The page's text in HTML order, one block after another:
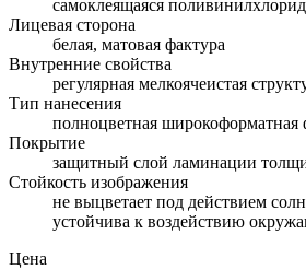
самоклеящаяся
Лицевая сторона
белая, матовая фактура
Внутренние свойства
регулярная мелкоячеистая
Тип нанесения
полноцветная широкоформатная
Покрытие
защитный слой ламинации
Стойкость изображения
не выцветает под действием
устойчива к воздействию
Цена